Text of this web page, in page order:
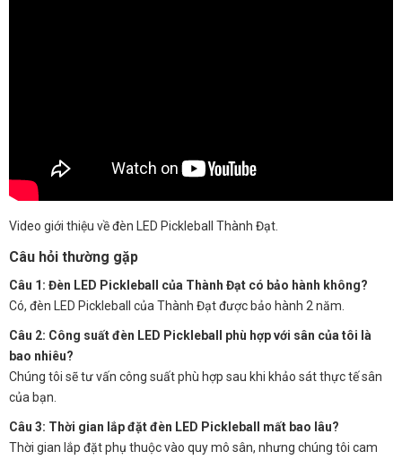
Video giới thiệu về đèn LED Pickleball Thành Đạt.
Câu hỏi thường gặp
Câu 1: Đèn LED Pickleball của Thành Đạt có bảo hành không?
Có, đèn LED Pickleball của Thành Đạt được bảo hành 2 năm.
Câu 2: Công suất đèn LED Pickleball phù hợp với sân của tôi là
bao nhiêu?
Chúng tôi sẽ tư vấn công suất phù hợp sau khi khảo sát thực tế sân
của bạn.
Câu 3: Thời gian lắp đặt đèn LED Pickleball mất bao lâu?
Thời gian lắp đặt phụ thuộc vào quy mô sân, nhưng chúng tôi cam